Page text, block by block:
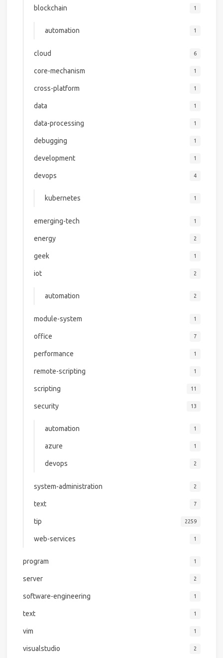
blockchain 1
automation 1
cloud 6
core-mechanism 1
cross-platform 1
data 1
data-processing 1
debugging 1
development 1
devops 4
kubernetes 1
emerging-tech 1
energy 2
geek 1
iot 2
automation 2
module-system 1
office 7
performance 1
remote-scripting 1
scripting 11
security 13
automation 1
azure 1
devops 2
system-administration 2
text 7
tip 2259
web-services 1
program 1
server 2
software-engineering 1
text 1
vim 1
visualstudio 2